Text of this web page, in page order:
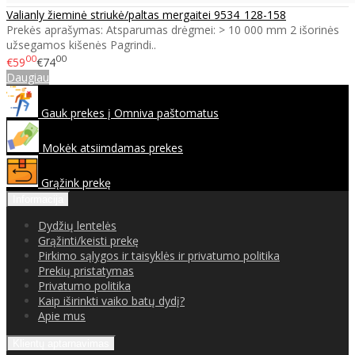
Valianly žieminė striukė/paltas mergaitei 9534_128-158
Prekės aprašymas: Atsparumas drėgmei: > 10 000 mm 2 išorinės
užsegamos kišenės Pagrindi..
€5900€7400
Daugiau
Gauk prekes į Omniva paštomatus
Mokėk atsiimdamas prekes
Grąžink prekę
Dydžių lentelės
Grąžinti/keisti prekę
Pirkimo sąlygos ir taisyklės ir privatumo politika
Prekių pristatymas
Privatumo politika
Kaip iširinkti vaiko batų dydį?
Apie mus